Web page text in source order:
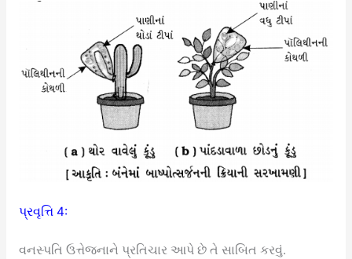
પ્રવૃત્તિ 4:
વનસ્પતિ ઉત્તેજનાને પ્રતિચાર આપે છે તે સાબિત કરવું.